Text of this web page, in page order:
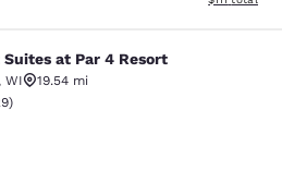
Par 4 Resort
at Par 4 Resort
WI
19.54 mi
de 4.39 estrellas. Excelente. 1529 reseñas
)